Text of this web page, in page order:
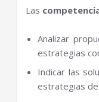
Las
Analizar
estrategias
Indicar las
estrategias